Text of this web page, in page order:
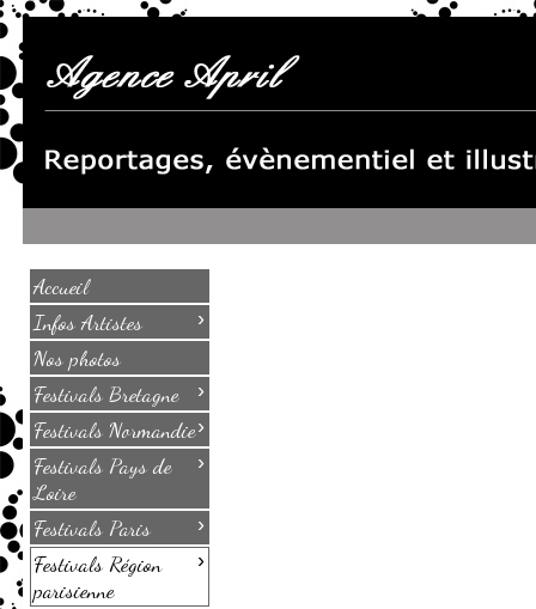
Accueil
Infos Artistes
›
Nos photos
Festivals Bretagne
›
Festivals Normandie›
Festivals Pays de
Loire
›
Festivals Paris ›
Festivals Région
parisienne
›